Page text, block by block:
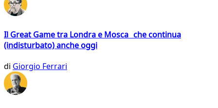
Il Great Game tra Londra e Mosca che continua
(indisturbato) anche oggi
di Giorgio Ferrari